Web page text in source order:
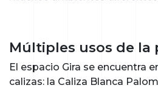
Múltiples usos de la
El espacio Gira se encuentra
calizas: la Caliza Blanca